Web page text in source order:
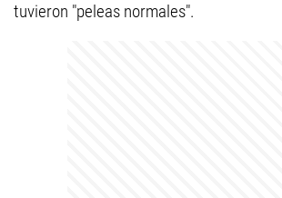
tuvieron "peleas normales".